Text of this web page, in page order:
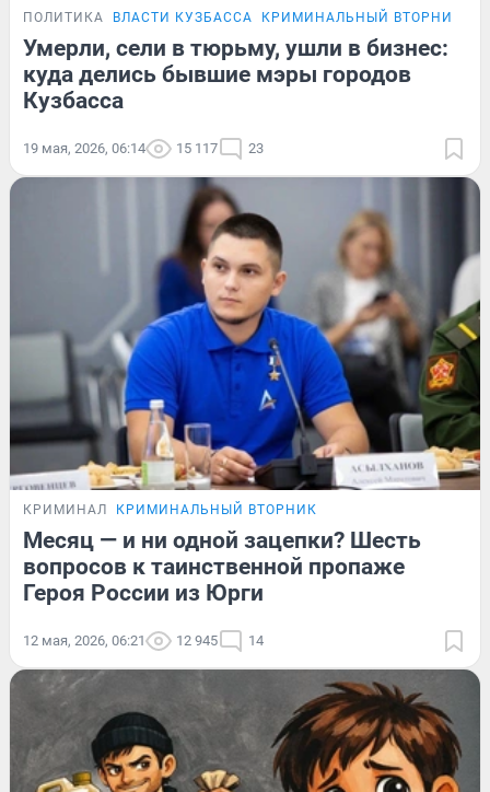
ПОЛИТИКА ВЛАСТИ КУЗБАССА КРИМИНАЛЬНЫЙ ВТОРНИК
Умерли, сели в тюрьму, ушли в бизнес:
куда делись бывшие мэры городов
Кузбасса
19 мая, 2026, 06:14 15 117 23
КРИМИНАЛ КРИМИНАЛЬНЫЙ ВТОРНИК
Месяц — и ни одной зацепки? Шесть
вопросов к таинственной пропаже
Героя России из Юрги
12 мая, 2026, 06:21 12 945 14